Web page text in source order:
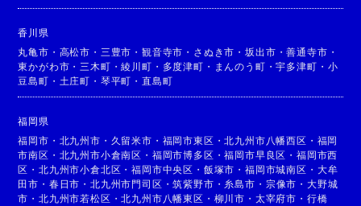
香川県
丸亀市 ・ 高松市 ・ 三豊市 ・観音寺市 ・ さぬき市 ・坂出市 ・善通寺市 ・
東かがわ市 ・ 三木町 ・綾川町 ・ 多度津町 ・ まんのう町 ・宇多津町 ・ 小
豆島町 ・ 土庄町 ・ 琴平町 ・直島町
福岡県
福岡市 ・ 北九州市 ・ 久留米市 ・ 福岡市東区 ・北九州市八幡西区 ・ 福岡
市南区 ・ 北九州市小倉南区 ・ 福岡市博多区 ・福岡市早良区 ・福岡市西
区 ・北九州市小倉北区 ・福岡市中央区 ・ 飯塚市 ・福岡市城南区 ・ 大牟
田市 ・ 春日市 ・北九州市門司区 ・筑紫野市 ・ 糸島市 ・ 宗像市 ・ 大野城
市 ・北九州市若松区 ・北九州市八幡東区 ・ 柳川市 ・ 太宰府市 ・ 行橋